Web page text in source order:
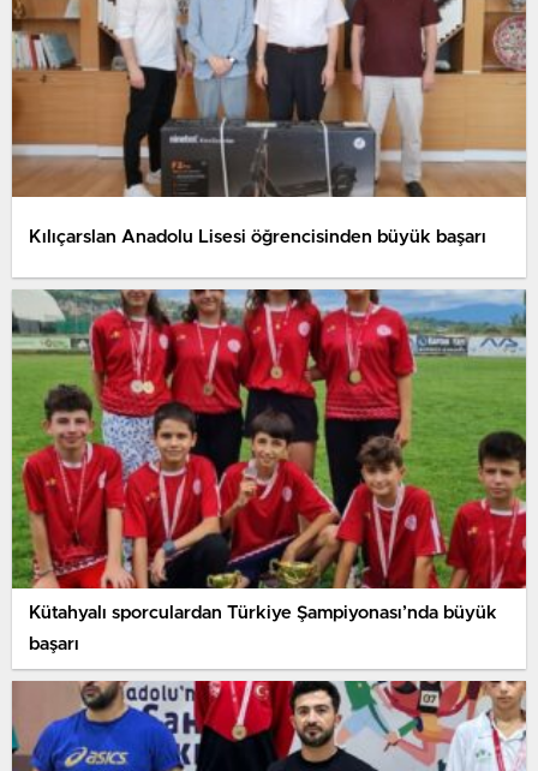
Kılıçarslan Anadolu Lisesi öğrencisinden büyük başarı
Kütahyalı sporculardan Türkiye Şampiyonası’nda büyük
başarı